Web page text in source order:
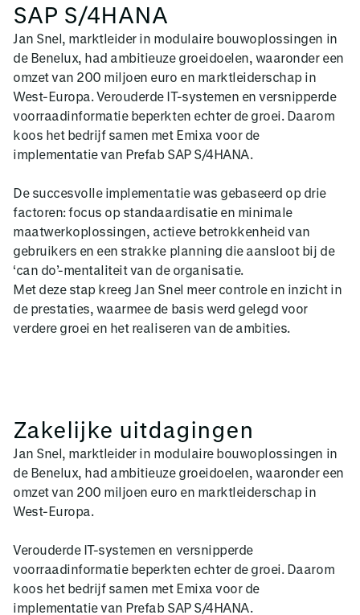
SAP S/4HANA
Jan Snel, marktleider in modulaire bouwoplossingen in
de Benelux, had ambitieuze groeidoelen, waaronder een
omzet van 200 miljoen euro en marktleiderschap in
West-Europa. Verouderde IT-systemen en versnipperde
voorraadinformatie beperkten echter de groei. Daarom
koos het bedrijf samen met Emixa voor de
implementatie van Prefab SAP S/4HANA.
De succesvolle implementatie was gebaseerd op drie
factoren: focus op standaardisatie en minimale
maatwerkoplossingen, actieve betrokkenheid van
gebruikers en een strakke planning die aansloot bij de
‘can do’-mentaliteit van de organisatie.
Met deze stap kreeg Jan Snel meer controle en inzicht in
de prestaties, waarmee de basis werd gelegd voor
verdere groei en het realiseren van de ambities.
Zakelijke uitdagingen
Jan Snel, marktleider in modulaire bouwoplossingen in
de Benelux, had ambitieuze groeidoelen, waaronder een
omzet van 200 miljoen euro en marktleiderschap in
West-Europa.
Verouderde IT-systemen en versnipperde
voorraadinformatie beperkten echter de groei. Daarom
koos het bedrijf samen met Emixa voor de
implementatie van Prefab SAP S/4HANA.